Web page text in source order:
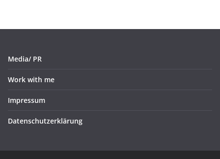
Media/ PR
Work with me
Impressum
Datenschutzerklärung